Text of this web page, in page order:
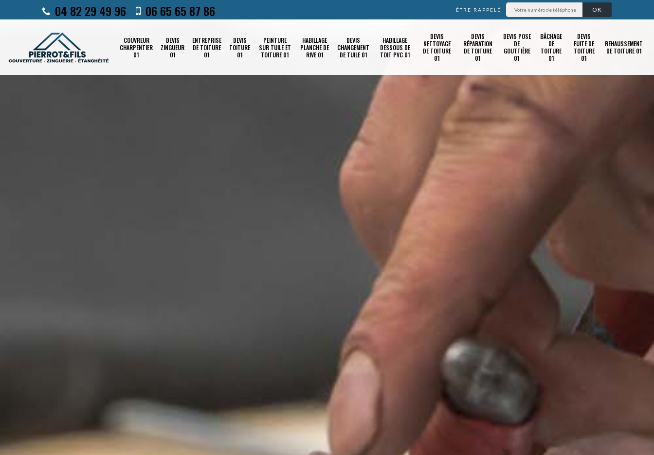
04 82 29 49 96 06 65 65 87 86 ÊTRE RAPPELÉ
COUVREUR
CHARPENTIER
01
DEVIS
ZINGUEUR
01
ENTREPRISE
DE TOITURE
01
DEVIS
TOITURE
01
PEINTURE
SUR TUILE ET
TOITURE 01
HABILLAGE
PLANCHE DE
RIVE 01
DEVIS
CHANGEMENT
DE TUILE 01
HABILLAGE
DESSOUS DE
TOIT PVC 01
DEVIS
NETTOYAGE
DE TOITURE
01
DEVIS
RÉPARATION
DE TOITURE
01
DEVIS POSE
DE
GOUTTIÈRE
01
BÂCHAGE
DE
TOITURE
01
DEVIS
FUITE DE
TOITURE
01
REHAUSSEMENT
DE TOITURE 01